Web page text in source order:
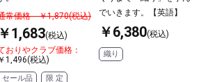
常価格 ￥1,870(税込)
￥1,683(税込)
おりやクラブ価格：
￥1,496(税込)
セール品
限 定
でいきます。【英語】
￥6,380(税込)
織り